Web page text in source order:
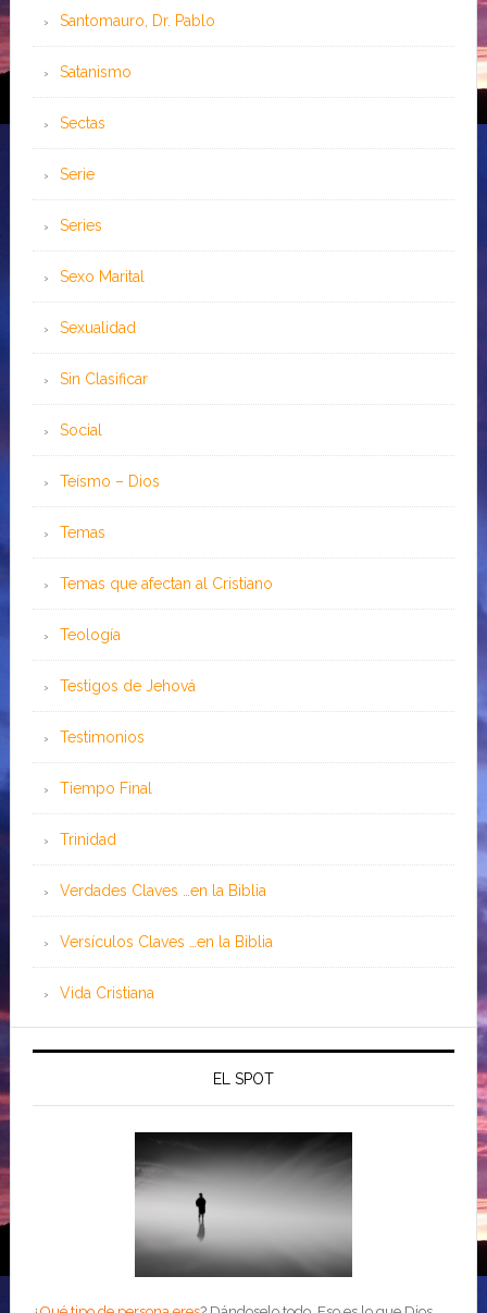
Santomauro, Dr. Pablo
Satanismo
Sectas
Serie
Series
Sexo Marital
Sexualidad
Sin Clasificar
Social
Teísmo – Dios
Temas
Temas que afectan al Cristiano
Teología
Testigos de Jehová
Testimonios
Tiempo Final
Trinidad
Verdades Claves …en la Biblia
Versículos Claves …en la Biblia
Vida Cristiana
EL SPOT